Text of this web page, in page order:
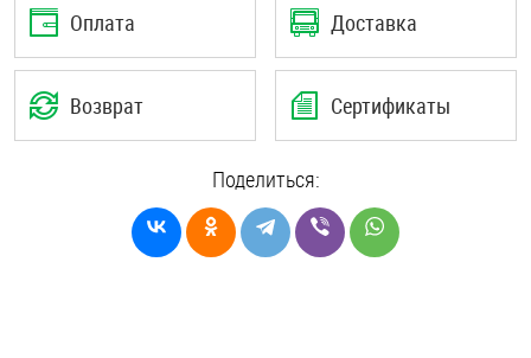
Оплата Доставка
Возврат Сертификаты
Поделиться: